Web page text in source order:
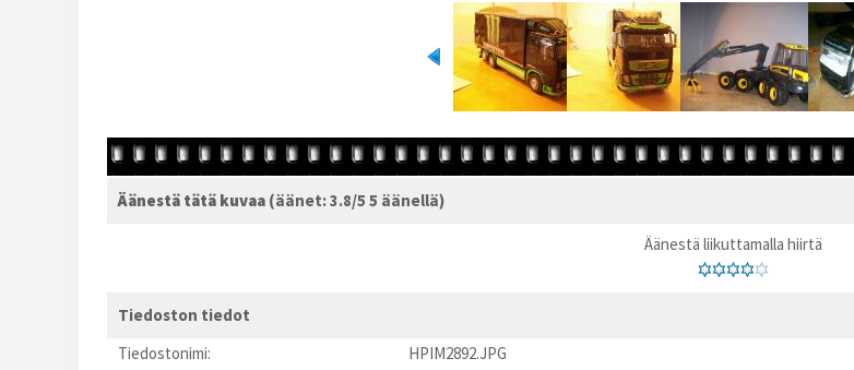
Äänestä tätä kuvaa (äänet: 3.8/5 5 äänellä)
Äänestä liikuttamalla hiirtä
Tiedoston tiedot
Tiedostonimi:
HPIM2892.JPG